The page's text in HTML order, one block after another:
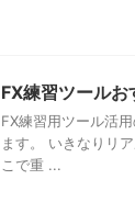
FX練習ツール
FX練習用ツール活
ます。 いきなりリ
こで重 ...